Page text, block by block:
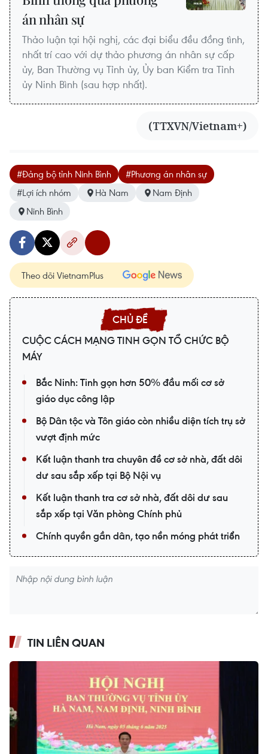
án nhân sự
Thảo luận tại hội nghị, các đại biểu đều đồng tình,
nhất trí cao với dự thảo phương án nhân sự cấp
ủy, Ban Thường vụ Tỉnh ủy, Ủy ban Kiểm tra Tỉnh
ủy Ninh Bình (sau hợp nhất).
(TTXVN/Vietnam+)
#Đảng bộ tỉnh Ninh Bình
#Phương án nhân sự
#Lợi ích nhóm
Hà Nam
Nam Định
Ninh Bình
Theo dõi VietnamPlus
CUỘC CÁCH MẠNG TINH GỌN TỔ CHỨC BỘ
MÁY
Bắc Ninh: Tinh gọn hơn 50% đầu mối cơ sở
giáo dục công lập
Bộ Dân tộc và Tôn giáo còn nhiều diện tích trụ sở
vượt định mức
Kết luận thanh tra chuyên đề cơ sở nhà, đất dôi
dư sau sắp xếp tại Bộ Nội vụ
Kết luận thanh tra cơ sở nhà, đất dôi dư sau
sắp xếp tại Văn phòng Chính phủ
Chính quyền gần dân, tạo nền móng phát triển
TIN LIÊN QUAN